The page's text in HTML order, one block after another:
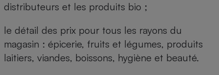
distributeurs et les produits bio ;
le détail des prix pour tous les rayons du
magasin : épicerie, fruits et légumes, produits
laitiers, viandes, boissons, hygiène et beauté.